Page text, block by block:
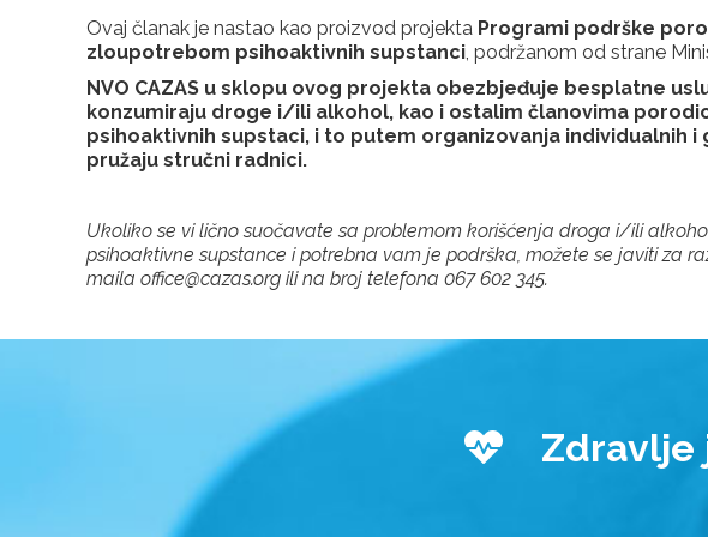
Ovaj članak je nastao kao proizvod projekta Programi podrške
zloupotrebom psihoaktivnih supstanci, podržanom od strane
NVO CAZAS u sklopu ovog projekta obezbjeđuje besplatne
konzumiraju droge i/ili alkohol, kao i ostalim članovima
psihoaktivnih supstaci, i to putem organizovanja individualnih i
pružaju stručni radnici.
Ukoliko se vi lično suočavate sa problemom korišćenja droga i/ili
psihoaktivne supstance i potrebna vam je podrška, možete se javiti za
maila office@cazas.org ili na broj telefona 067 602 345.
Zdravlje